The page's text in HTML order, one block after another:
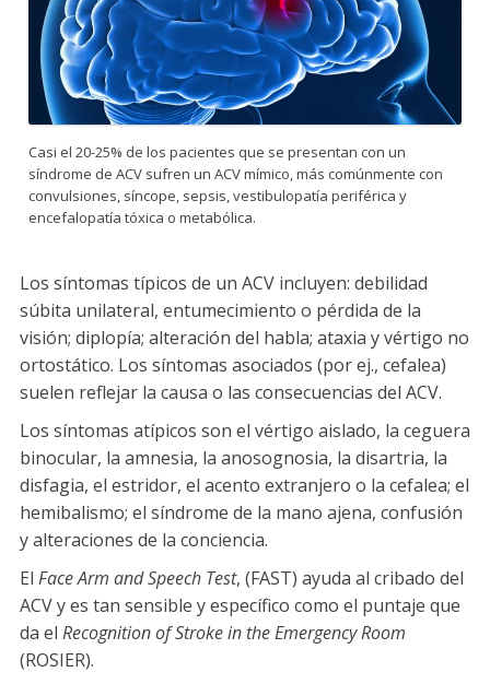
Casi el 20-25% de los pacientes que se presentan con un
síndrome de ACV sufren un ACV mímico, más comúnmente con
convulsiones, síncope, sepsis, vestibulopatía periférica y
encefalopatía tóxica o metabólica.
Los síntomas típicos de un ACV incluyen: debilidad
súbita unilateral, entumecimiento o pérdida de la
visión; diplopía; alteración del habla; ataxia y vértigo no
ortostático. Los síntomas asociados (por ej., cefalea)
suelen reflejar la causa o las consecuencias del ACV.
Los síntomas atípicos son el vértigo aislado, la ceguera
binocular, la amnesia, la anosognosia, la disartria, la
disfagia, el estridor, el acento extranjero o la cefalea; el
hemibalismo; el síndrome de la mano ajena, confusión
y alteraciones de la conciencia.
El Face Arm and Speech Test, (FAST) ayuda al cribado del
ACV y es tan sensible y específico como el puntaje que
da el Recognition of Stroke in the Emergency Room
(ROSIER).